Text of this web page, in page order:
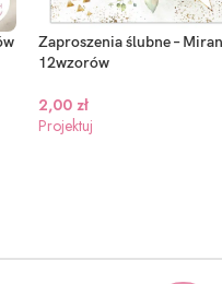
Zaproszenia ślubne –
12wzorów
2,00 zł
Projektuj